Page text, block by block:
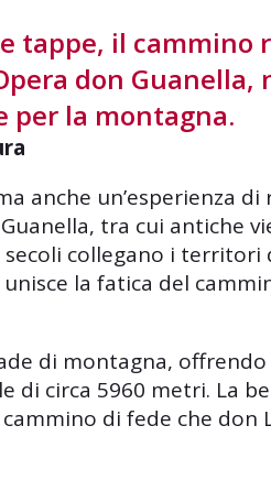
tappe, il cammino
don
per la montagna.
anche un’esperienza
tra cui antiche
secoli collegano i
la fatica del
di montagna,
circa 5960 metri. La
di fede che don